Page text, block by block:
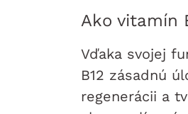
Ako vitamín
Vďaka svojej
B12 zásadnú
regenerácii a